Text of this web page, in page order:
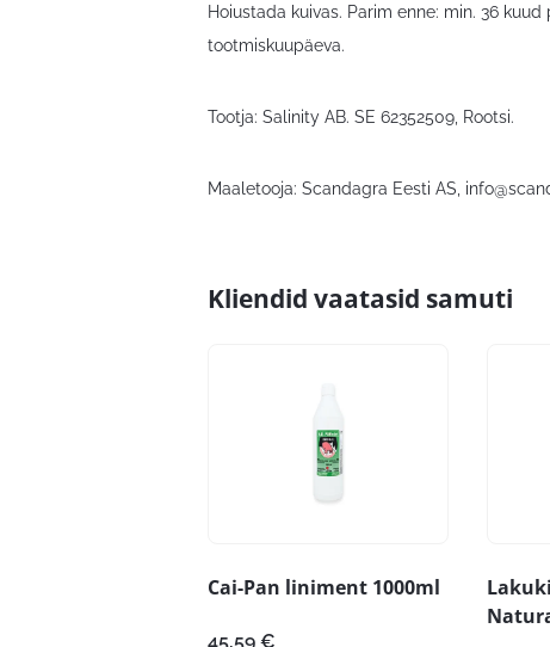
Hoiustada kuivas. Parim enne: min. 36
tootmiskuupäeva.
Tootja: Salinity AB. SE 62352509, Rootsi.
Maaletooja: Scandagra Eesti AS,
Kliendid vaatasid samuti
Cai-Pan liniment 1000ml
45,59 €